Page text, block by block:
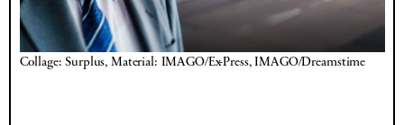
Collage: Surplus, Material: IMAGO/Ex-Press, IMAGO/Dreamstime